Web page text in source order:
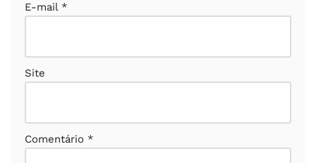
E-mail *
Site
Comentário *